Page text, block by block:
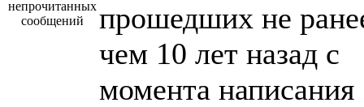
прошедших не
чем 10 лет назад с
момента написания